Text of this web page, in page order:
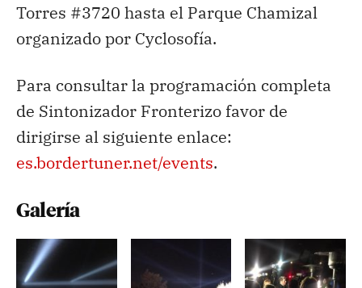
Torres #3720 hasta el Parque Chamizal
organizado por Cyclosofía.
Para consultar la programación completa
de Sintonizador Fronterizo favor de
dirigirse al siguiente enlace:
es.bordertuner.net/events.
Galería